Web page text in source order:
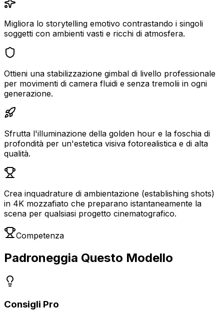
Migliora lo storytelling emotivo contrastando i singoli
soggetti con ambienti vasti e ricchi di atmosfera.
Ottieni una stabilizzazione gimbal di livello professionale
per movimenti di camera fluidi e senza tremolii in ogni
generazione.
Sfrutta l'illuminazione della golden hour e la foschia di
profondità per un'estetica visiva fotorealistica e di alta
qualità.
Crea inquadrature di ambientazione (establishing shots)
in 4K mozzafiato che preparano istantaneamente la
scena per qualsiasi progetto cinematografico.
Competenza
Padroneggia Questo Modello
Consigli Pro